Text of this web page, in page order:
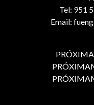
Tel: 951
Email: